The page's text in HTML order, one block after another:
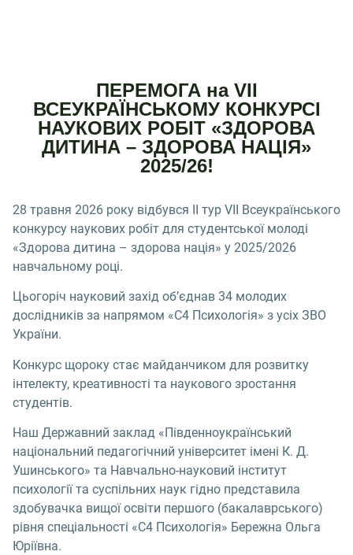
ПЕРЕМОГА на VІI
ВСЕУКРАЇНСЬКОМУ КОНКУРСІ
НАУКОВИХ РОБІТ «ЗДОРОВА
ДИТИНА – ЗДОРОВА НАЦІЯ»
2025/26!
28 травня 2026 року відбувся II тур VІІ Всеукраїнського
конкурсу наукових робіт для студентської молоді
«Здорова дитина – здорова нація» у 2025/2026
навчальному році.
Цьогоріч науковий захід об’єднав 34 молодих
дослідників за напрямом «С4 Психологія» з усіх ЗВО
України.
Конкурс щороку стає майданчиком для розвитку
інтелекту, креативності та наукового зростання
студентів.
Наш Державний заклад «Південноукраїнський
національний педагогічний університет імені К. Д.
Ушинського» та Навчально-науковий інститут
психології та суспільних наук гідно представила
здобувачка вищої освіти першого (бакалаврського)
рівня спеціальності «С4 Психологія» Бережна Ольга
Юріївна.